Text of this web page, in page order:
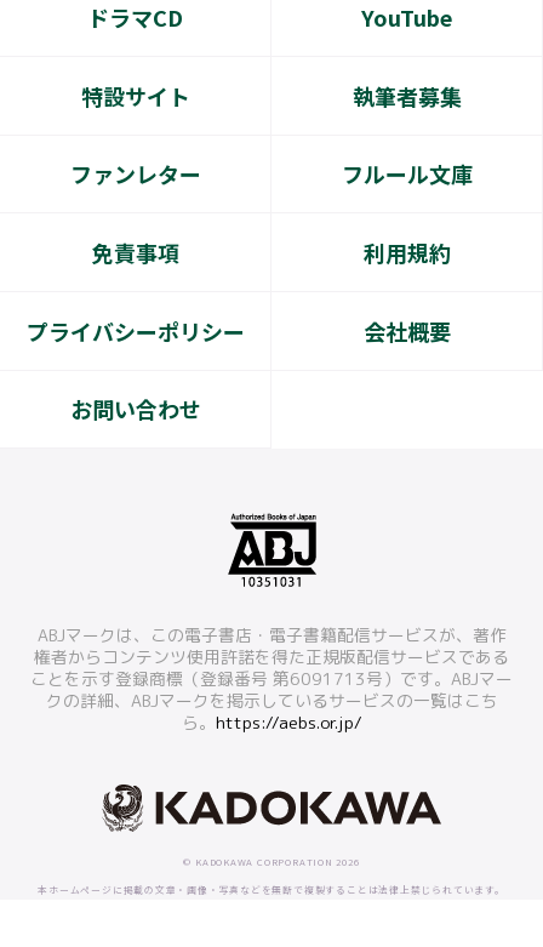
ドラマCD YouTube
特設サイト 執筆者募集
ファンレター フルール文庫
免責事項 利用規約
プライバシーポリシー 会社概要
お問い合わせ
ABJマークは、この電子書店・電子書籍配信サービスが、著作
権者からコンテンツ使用許諾を得た正規版配信サービスである
ことを示す登録商標（登録番号 第6091713号）です。ABJマー
クの詳細、ABJマークを掲示しているサービスの一覧はこち
ら。 https://aebs.or.jp/
© KADOKAWA CORPORATION 2026
本ホームページに掲載の文章・画像・写真などを無断で複製することは法律上禁じられています。